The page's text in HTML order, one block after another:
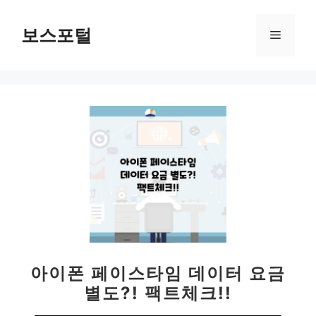
보스포털 메
아이폰 페이스타임 데이터 요금
별도?! 팩트체크!!